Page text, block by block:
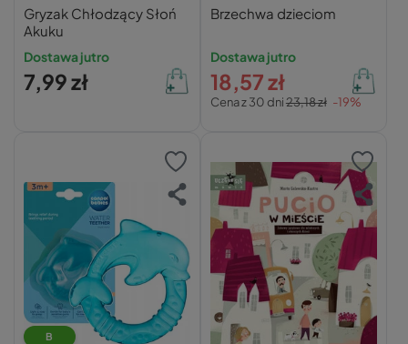
Gryzak Chłodzący Słoń
Akuku
Dostawa jutro
7,99 zł
Brzechwa dzieciom
Dostawa jutro
Cena z 30 dni23,18 zł -19%
18,57 zł
B